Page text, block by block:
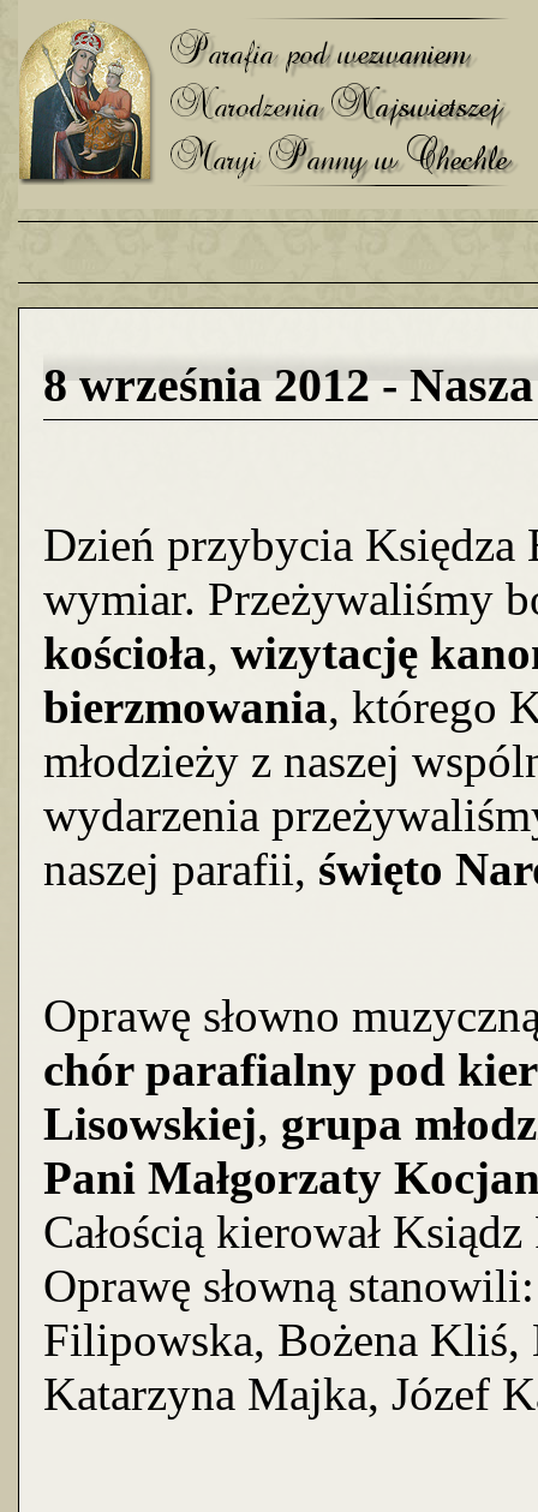
8 września 2012 -
Dzień przybycia Księdza
wymiar. Przeżywaliśmy
kościoła, wizytację
bierzmowania, którego
młodzieży z naszej
wydarzenia
naszej parafii, święto
Oprawę słowno
chór parafialny pod
Lisowskiej, grupa
Pani Małgorzaty
Całością kierował
Oprawę słowną
Filipowska, Bożena Kliś,
Katarzyna Majka, Józef